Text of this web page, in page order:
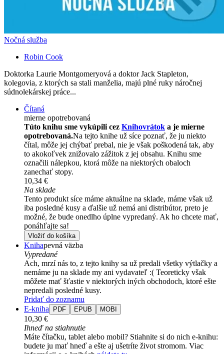
Nočná služba
Robin Cook
Doktorka Laurie Montgomeryová a doktor Jack Stapleton,
kolegovia, z ktorých sa stali manželia, majú plné ruky náročnej
súdnolekárskej práce...
Čítaná
mierne opotrebovaná
Túto knihu sme vykúpili cez Knihovrátok a je mierne
opotrebovaná.Na tejto knihe už síce poznať, že ju niekto
čítal, môže jej chýbať prebal, nie je však poškodená tak, aby
to akokoľvek znižovalo zážitok z jej obsahu. Knihu sme
označili nálepkou, ktorá môže na niektorých obaloch
zanechať stopy.
10,34 €
Na sklade
Tento produkt síce máme aktuálne na sklade, máme však už
iba posledné kusy a ďalšie už nemá ani distribútor, preto je
možné, že bude onedlho úplne vypredaný. Ak ho chcete mať,
ponáhľajte sa!
Vložiť do košíka
Knihapevná väzba
Vypredané
Ach, mrzí nás to, z tejto knihy sa už predali všetky výtlačky a
nemáme ju na sklade my ani vydavateľ :( Teoreticky však
môžete mať šťastie v niektorých iných obchodoch, ktoré ešte
nepredali posledné kusy.
Pridať do zoznamu
E-kniha
PDF EPUB MOBI
10,30 €
Ihneď na stiahnutie
Máte čítačku, tablet alebo mobil? Stiahnite si do nich e-knihu:
budete ju mať hneď a ešte aj ušetríte život stromom. Viac